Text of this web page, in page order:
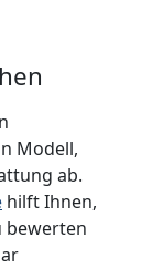
Modell,
ab.
hilft Ihnen,
bewerten